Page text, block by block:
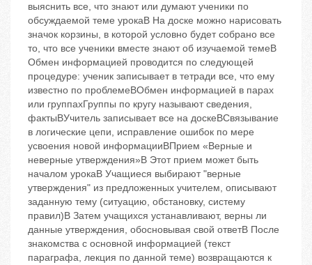
выяснить все, что знают или думают ученики по
обсуждаемой теме урокаB На доске можно нарисовать
значок корзины, в которой условно будет собрано все
то, что все ученики вместе знают об изучаемой темеB
Обмен информацией проводится по следующей
процедуре: ученик записывает в тетради все, что ему
известно по проблемеBОбмен информацией в парах
или группахГруппы по кругу называют сведения,
фактыBУчитель записывает все на доскеBСвязывание
в логические цепи, исправление ошибок по мере
усвоения новой информацииBПрием «Верные и
неверные утверждения»B Этот прием может быть
началом урокаB Учащиеся выбирают "верные
утверждения" из предложенных учителем, описывают
заданную тему (ситуацию, обстановку, систему
правил)B Затем учащихся устанавливают, верны ли
данные утверждения, обосновывая свой ответB После
знакомства с основной информацией (текст
параграфа, лекция по данной теме) возвращаются к